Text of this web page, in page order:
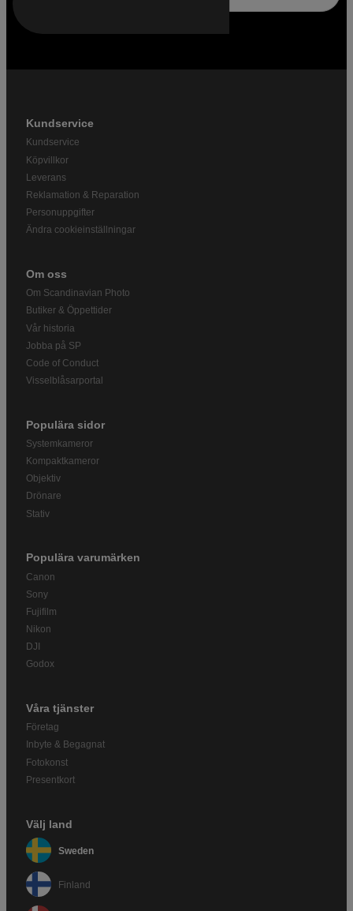
Kundservice
Kundservice
Köpvillkor
Leverans
Reklamation & Reparation
Personuppgifter
Ändra cookieinställningar
Om oss
Om Scandinavian Photo
Butiker & Öppettider
Vår historia
Jobba på SP
Code of Conduct
Visselblåsarportal
Populära sidor
Systemkameror
Kompaktkameror
Objektiv
Drönare
Stativ
Populära varumärken
Canon
Sony
Fujifilm
Nikon
DJI
Godox
Våra tjänster
Företag
Inbyte & Begagnat
Fotokonst
Presentkort
Välj land
Sweden
Finland